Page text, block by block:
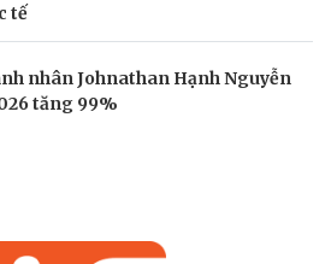
tế
nhân Johnathan Hạnh Nguyễn
tăng 99%